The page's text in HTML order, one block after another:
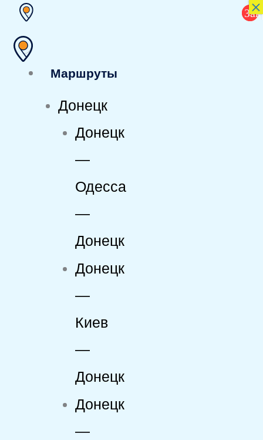
Перейти
содержимому
Маршруты
Донецк
Донецк
—
Одесса
—
Донецк
Донецк
—
Киев
—
Донецк
Донецк
—
Х×